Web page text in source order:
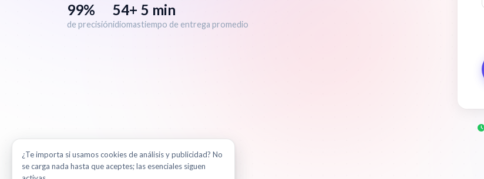
99%
de precisión
54+
idiomas
5 min
tiempo de entrega promedio
¿Te importa si usamos cookies de análisis y publicidad? No
se carga nada hasta que aceptes; las esenciales siguen